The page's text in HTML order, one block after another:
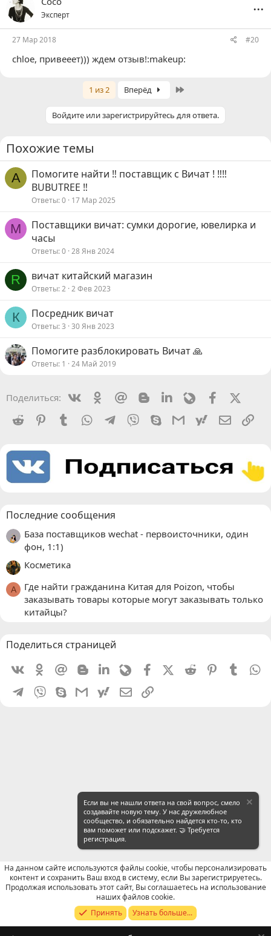
и
и
:
Эксперт
...
27 Мар 2018 #20
chloe, привееет))) ждем отзыв!:makeup:
1 из 2 Вперёд
Войдите или зарегистрируйтесь для ответа.
Похожие темы
А
Помогите найти ‼️ поставщик с Вичат ! ‼️‼️
BUBUTREE ‼️
Ответы 0 17 Мар 2025
M
Поставщики вичат: сумки дорогие, ювелирка и
часы
Ответы 0 28 Янв 2024
R вичат китайский магазин
Ответы 2 2 Фев 2023
К Посредник вичат
Ответы 3 30 Янв 2023
Помогите разблокировать Вичат 🙏
Ответы 1 24 Май 2019
Поделиться: VkontakteOdnoklassniki
Mail.ru BloggerLinkedinLivejournalFacebook
Reddit
PinterestTumblr WhatsAppTelegram
Viber SkypeGmailyahoomail
Последние сообщения
База поставщиков wechat - первоисточники, один
фон, 1:1)
Косметика
A
Где найти гражданина Китая для Poizon, чтобы
заказывать товары которые могут заказывать только
китайцы?
Поделиться страницей
VkontakteOdnoklassniki
Mail.ru BloggerLinkedin
LivejournalFacebookX (Twitter)
Reddit PinterestTumblr
Telegram
Viber SkypeGmailyahoomailЭлектронная почта
Продавцы (контакты) WeChat
Russian (RU)
Если вы не нашли ответа на свой вопрос, смело
создавайте новую тему. У нас дружелюбное
сообщество, и обязательно найдется кто-то, кто
вам поможет или подскажет. 🤝 Требуется
регистрация.
На данном сайте используются файлы cookie, чтобы персонализировать
контент и сохранить Ваш вход в систему, если Вы зарегистрируетесь.
Продолжая использовать этот сайт, Вы соглашаетесь на использование
наших файлов cookie.
Принять
Узнать больше...